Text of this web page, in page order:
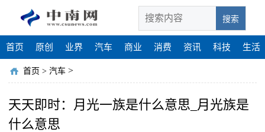
搜索
首页 原创 业界 汽车 商业 消费 资讯 科技 生活
首页 > 汽车 >
天天即时：月光一族是什么意思_月光族是
什么意思